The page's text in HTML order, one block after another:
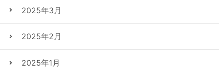
2025年3月
2025年2月
2025年1月